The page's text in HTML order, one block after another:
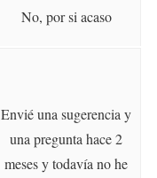
No, por si acaso
Envié una sugerencia y
una pregunta hace 2
meses y todavía no he